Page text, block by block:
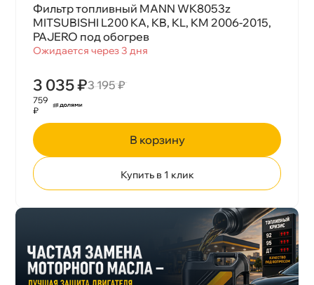
Фильтр топливный MANN WK8053z
MITSUBISHI L200 KA, KB, KL, KM 2006-2015,
PAJERO под обогре
Ожидается через 3 дня
3 035 ₽3 195 ₽
759
₽
корзину
Купить в 1 клик